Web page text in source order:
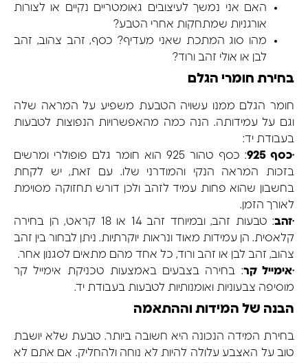
האם אני נמשך לעיצובים גאומטריים נקיים או לצורות
אורגניות שמתחקות אחרי הטבע?
מהו סוג המתכת שאני מעדיף? כסף, זהב צהוב, זהב
לבן או אולי זהב ורוד?
בחירת חומרי הגלם
חומר הגלם ממנו עשויה הטבעת משפיע על המראה שלה
וגם על עמידותה. הנה כמה מהאפשרויות הנפוצות לטבעות
בעבודת יד:
•כסף 925
: כסף טהור 925 הוא חומר גלם פופולרי ומרשים
בזכות המראה הנקי והמודרני שלו. עם זאת, יש לקחת
בחשבון שהוא פחות עמיד לזהב ולכן דורש תחזוקה מסוימת
לאורך הזמן.
•זהב
: טבעות זהב, ובמיוחד זהב 14 או 18 קראט, הן בחירה
קלאסית. הן עמידות מאוד ונראות יוקרתיות. ניתן לבחור בין זהב
צהוב, זהב לבן או זהב ורוד, כל אחד מהם מתאים לסגנון אחר.
•אימייל קר: בחירה בצבעים באמצעות טכניקת אימייל קר
מוסיפה צבעוניות ואומנותיות לטבעות בעבודת יד.
הבנה של המידות וההתאמה
בחירת המידה הנכונה היא חשובה ביותר. טבעת שלא יושבת
טוב על האצבע עלולה להיות לא נוחה ולהחליק. אם אתם לא